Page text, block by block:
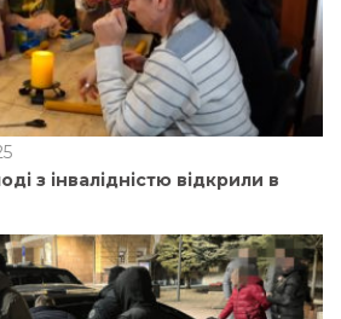
з інвалідністю відкрили в